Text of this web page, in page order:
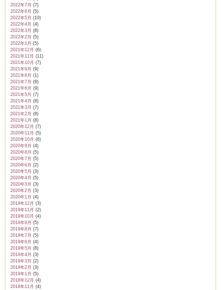
2022年7月 (7)
2022年6月 (5)
2022年5月 (10)
2022年4月 (4)
2022年3月 (8)
2022年2月 (5)
2022年1月 (5)
2021年12月 (6)
2021年11月 (11)
2021年10月 (7)
2021年9月 (9)
2021年8月 (1)
2021年7月 (8)
2021年6月 (9)
2021年5月 (7)
2021年4月 (8)
2021年3月 (7)
2021年2月 (8)
2021年1月 (8)
2020年12月 (7)
2020年11月 (5)
2020年10月 (6)
2020年9月 (4)
2020年8月 (5)
2020年7月 (5)
2020年6月 (2)
2020年5月 (3)
2020年4月 (5)
2020年3月 (3)
2020年2月 (3)
2020年1月 (4)
2019年12月 (3)
2019年11月 (2)
2019年10月 (4)
2019年9月 (5)
2019年8月 (7)
2019年7月 (5)
2019年6月 (4)
2019年5月 (8)
2019年4月 (3)
2019年3月 (2)
2019年2月 (3)
2019年1月 (5)
2018年12月 (4)
2018年11月 (4)